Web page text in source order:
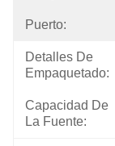
Puerto:
Detalles De
Empaquetado:
Capacidad De
La Fuente: